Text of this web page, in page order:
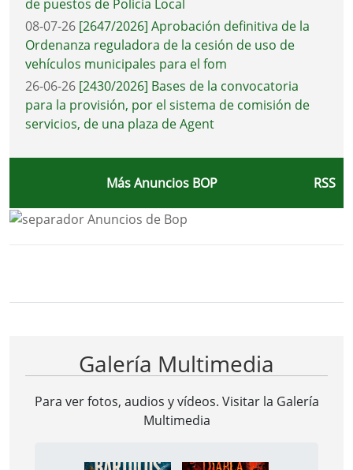
de puestos de Policía Local
08-07-26 [2647/2026] Aprobación definitiva de la
Ordenanza reguladora de la cesión de uso de
vehículos municipales para el fom
26-06-26 [2430/2026] Bases de la convocatoria
para la provisión, por el sistema de comisión de
servicios, de una plaza de Agent
Más Anuncios BOP RSS
Galería Multimedia
Para ver fotos, audios y vídeos. Visitar la Galería
Multimedia